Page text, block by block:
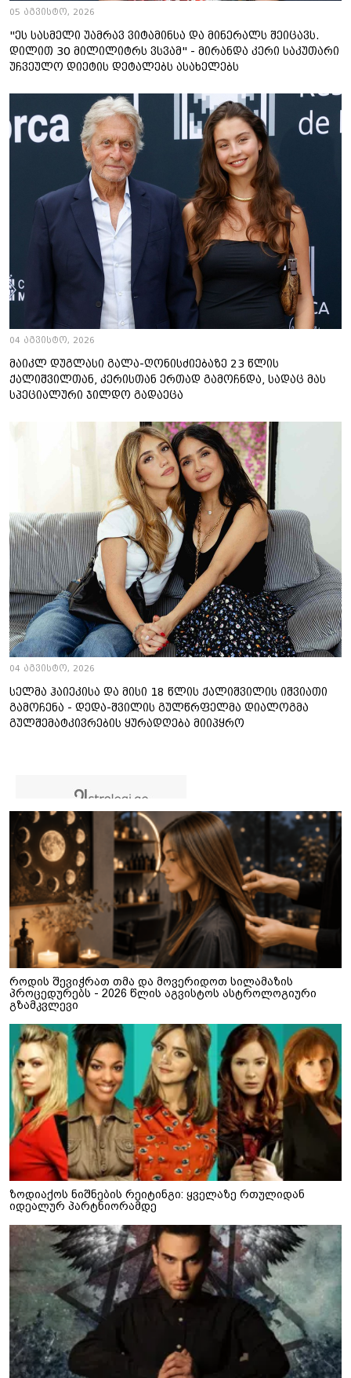
05 აგვისტო, 2026
"ეს სასმელი უამრავ ვიტამინსა და მინერალს შეიცავს.
დილით 30 მილილიტრს ვსვამ" - მირანდა კერი საკუთარი
უჩვეულო დიეტის დეტალებს ასახელებს
04 აგვისტო, 2026
მაიკლ დუგლასი გალა-ღონისძიებაზე 23 წლის
ქალიშვილთან, კერისთან ერთად გამოჩნდა, სადაც მას
სპეციალური ჯილდო გადაეცა
04 აგვისტო, 2026
სელმა ჰაიეკისა და მისი 18 წლის ქალიშვილის იშვიათი
გამოჩენა - დედა-შვილის გულწრფელმა დიალოგმა
გულშემატკივრების ყურადღება მიიპყრო
როდის შევიჭრათ თმა და მოვერიდოთ სილამაზის
პროცედურებს - 2026 წლის აგვისტოს ასტროლოგიური
გზამკვლევი
ზოდიაქოს ნიშნების რეიტინგი: ყველაზე რთულიდან
იდეალურ პარტნიორამდე